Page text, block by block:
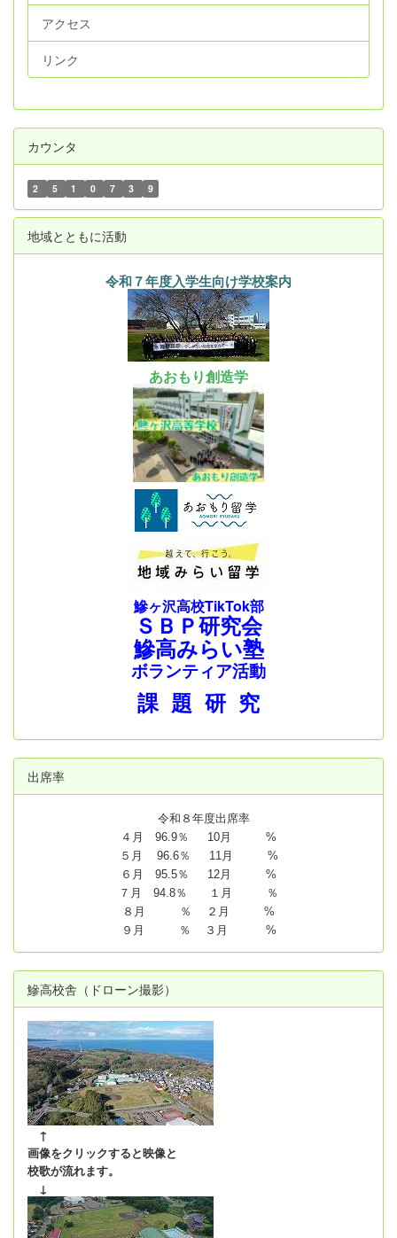
アクセス
リンク
カウンタ
2 5 1 0 7 3 9
地域とともに活動
令和７年度入学生向け学校案内
あおもり創造学
鰺ヶ沢高校TikTok部
ＳＢＰ研究会
鰺高みらい塾
ボランティア活動
課 題 研 究
出席率
令和８年度出席率
４月 96.9％ 10月 %
５月 96.6％ 11月 %
６月 95.5％ 12月 %
７月 94.8％ １月 ％
８月 ％ ２月 %
９月 ％ ３月 %
鰺高校舎（ドローン撮影）
↑
画像をクリックすると映像と
校歌が流れます。
↓